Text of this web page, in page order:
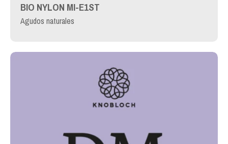
BIO NYLON MI-E1ST
Agudos naturales